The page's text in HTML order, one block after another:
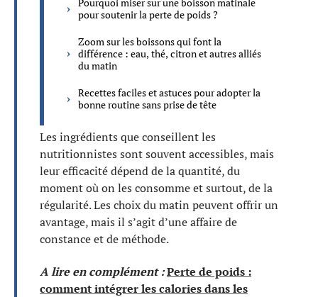
pour soutenir la perte de poids ?
Zoom sur les boissons qui font la
différence : eau, thé, citron et autres alliés
du matin
Recettes faciles et astuces pour adopter la
bonne routine sans prise de tête
Les ingrédients que conseillent les
nutritionnistes sont souvent accessibles, mais
leur efficacité dépend de la quantité, du
moment où on les consomme et surtout, de la
régularité. Les choix du matin peuvent offrir un
avantage, mais il s’agit d’une affaire de
constance et de méthode.
A lire en complément :Perte de poids :
comment intégrer les calories dans les